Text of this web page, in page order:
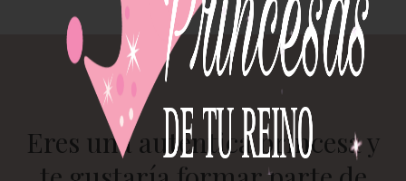
Eres una auténtica princesa y